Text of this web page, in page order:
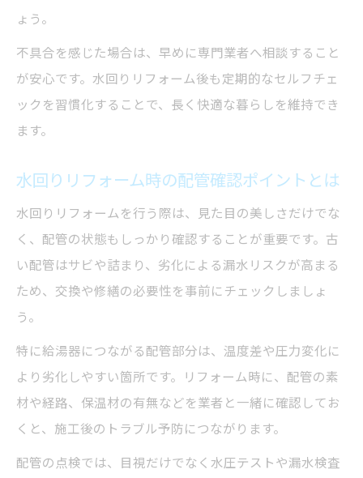
ょう。
不具合を感じた場合は、早めに専門業者へ相談すること
が安心です。水回りリフォーム後も定期的なセルフチェ
ックを習慣化することで、長く快適な暮らしを維持でき
ます。
水回りリフォーム時の配管確認ポイントとは
水回りリフォームを行う際は、見た目の美しさだけでな
く、配管の状態もしっかり確認することが重要です。古
い配管はサビや詰まり、劣化による漏水リスクが高まる
ため、交換や修繕の必要性を事前にチェックしましょ
う。
特に給湯器につながる配管部分は、温度差や圧力変化に
より劣化しやすい箇所です。リフォーム時に、配管の素
材や経路、保温材の有無などを業者と一緒に確認してお
くと、施工後のトラブル予防につながります。
配管の点検では、目視だけでなく水圧テストや漏水検査